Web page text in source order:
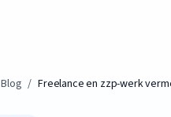
Blog / Freelance en zzp-werk